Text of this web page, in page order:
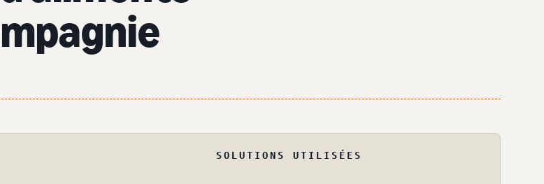
SOLUTIONS UTILISÉES